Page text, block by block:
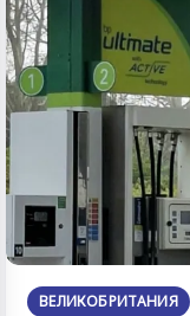
ВЕЛИКОБРИТАНИЯ